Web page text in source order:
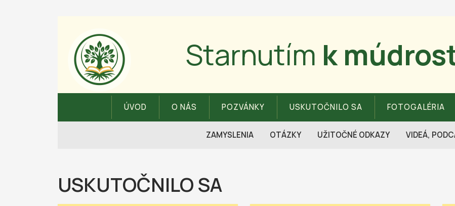
Starnutím k
ÚVOD O NÁS POZVÁNKY USKUTOČNILO SA FOTOGALÉRIA
ZAMYSLENIA OTÁZKY UŽITOČNÉ ODKAZY VIDEÁ,
USKUTOČNILO SA